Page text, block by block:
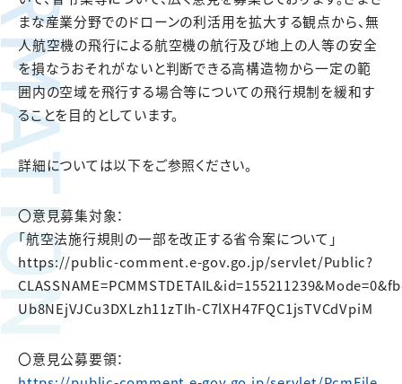
まな産業分野でのドローンの利活用を拡大する観点から、無
人航空機の飛行による航空機の航行及び地上の人等の安全
を損なうおそれがないと判断できる高構造物から一定の範
囲内の空域を飛行する場合等についての飛行規制を緩和す
ることを目的としています。
詳細については以下をご参照ください。
〇意見募集対象：
「航空法施行規則の一部を改正する省令案について」
https://public-comment.e-gov.go.jp/servlet/Public?
Ub8NEjVJCu3DXLzh11zTIh-C7lXH47FQC1jsTVCdVpiM
〇意見公募要領：